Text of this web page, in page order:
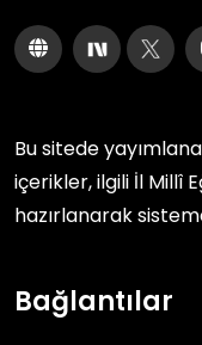
Bu sitede
içerikler, ilgili İl Millî
hazırlanarak
Bağlantılar